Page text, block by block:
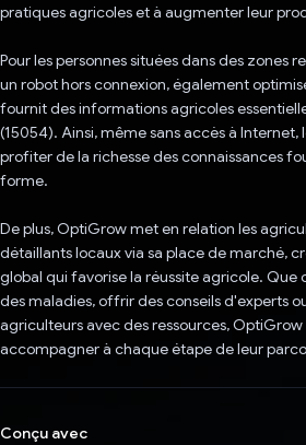
pratiques agricoles et à augmenter leur
Pour les personnes situées dans des zones
un robot hors connexion, également
fournit des informations agricoles
(15054). Ainsi, même sans accès à
profiter de la richesse des connaissances
forme.
De plus, OptiGrow met en relation les
détaillants locaux via sa place de marché,
global qui favorise la réussite agricole. Que
des maladies, offrir des conseils d'experts
agriculteurs avec des ressources, OptiGrow
accompagner à chaque étape de leur
Conçu avec